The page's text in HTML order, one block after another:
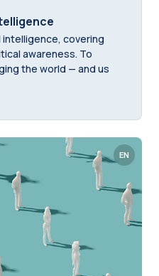
covering
awareness. To
the world — and us
EN